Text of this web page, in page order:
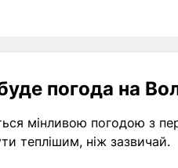
погода на
мінливою погодою з
теплішим, ніж зазвичай.